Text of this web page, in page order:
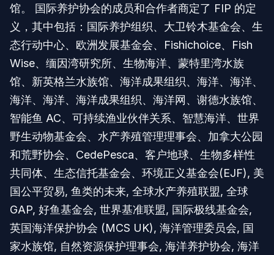
馆。 国际养护协会的成员和合作者商定了 FIP 的定
义，其中包括：国际养护组织、大卫铃木基金会、生
态行动中心、欧洲发展基金会、Fishichoice、Fish
Wise、缅因湾研究所、生物海洋、蒙特里湾水族
馆、新英格兰水族馆、海洋成果组织、海洋、海洋、
海洋、海洋、海洋成果组织、海洋网、谢德水族馆、
智能鱼 AC、可持续渔业伙伴关系、智慧海洋、世界
野生动物基金会、水产养殖管理理事会、加拿大公园
和荒野协会、CedePesca、客户地球、生物多样性
共同体、生态信托基金会、环境正义基金会(EJF), 美
国公平贸易, 鱼类的未来, 全球水产养殖联盟, 全球
GAP, 好鱼基金会, 世界基准联盟, 国际极线基金会,
英国海洋保护协会 (MCS UK), 海洋管理委员会, 国
家水族馆, 自然资源保护理事会, 海洋养护协会, 海洋